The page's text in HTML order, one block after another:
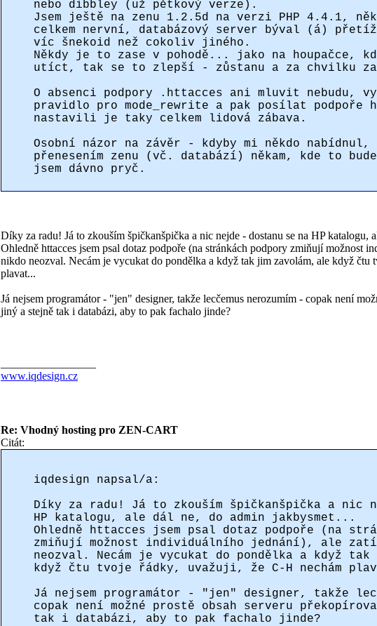
nebo dibbley (už pětkový verze).
Jsem ještě na zenu 1.2.5d na verzi PHP 4.4.1,
celkem nervní, databázový server býval (á)
víc šnekoid než cokoliv jiného.
Někdy je to zase v pohodě... jako na houpačce,
utíct, tak se to zlepší - zůstanu a za chvilku
O absenci podpory .httacces ani mluvit nebudu,
pravidlo pro mode_rewrite a pak posílat podpoře
nastavili je taky celkem lidová zábava.
Osobní názor na závěr - kdyby mi někdo nabídnul,
přenesením zenu (vč. databází) někam, kde to
jsem dávno pryč.
Díky za radu! Já to zkouším špičkanšpička a nic nejde - dostanu se na HP katalogu,
Ohledně httacces jsem psal dotaz podpoře (na stránkách podpory zmiňují možnost
nikdo neozval. Necám je vycukat do pondělka a když tak jim zavolám, ale když čtu
plavat...
Já nejsem programátor - "jen" designer, takže lecčemus nerozumím - copak není
jiný a stejně tak i databázi, aby to pak fachalo jinde?
www.iqdesign.cz
Re: Vhodný hosting pro ZEN-CART
Citát:
iqdesign napsal/a:
Díky za radu! Já to zkouším špičkanšpička a nic
HP katalogu, ale dál ne, do admin jakbysmet...
Ohledně httacces jsem psal dotaz podpoře (na
zmiňují možnost individuálního jednání), ale
neozval. Necám je vycukat do pondělka a když
když čtu tvoje řádky, uvažuji, že C-H nechám
Já nejsem programátor - "jen" designer, takže
copak není možné prostě obsah serveru
tak i databázi, aby to pak fachalo jinde?